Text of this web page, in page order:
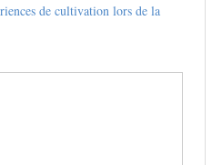
de cultivation lors de la